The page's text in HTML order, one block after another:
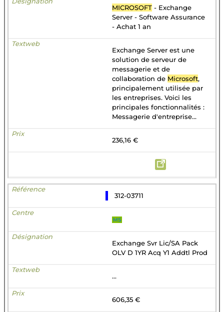
MICROSOFT - Exchange
Server - Software Assurance
- Achat 1 an
Exchange Server est une
solution de serveur de
messagerie et de
collaboration de Microsoft,
principalement utilisée par
les entreprises. Voici les
principales fonctionnalités :
Messagerie d'entreprise...
236,16 €
312-03711
MS
Exchange Svr Lic/SA Pack
OLV D 1YR Acq Y1 Addtl Prod
...
606,35 €